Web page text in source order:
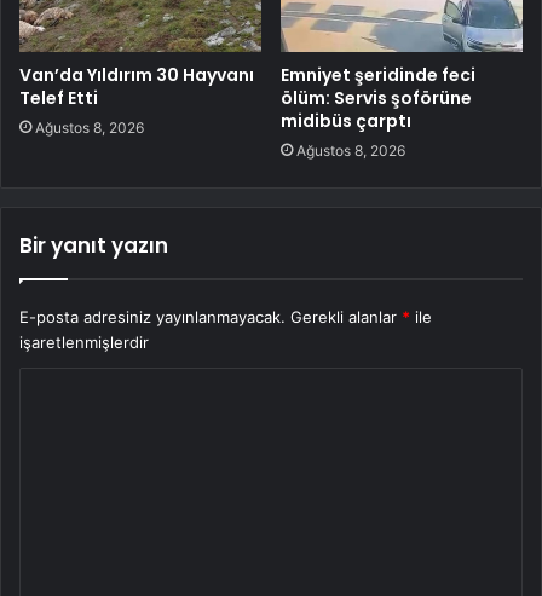
Van’da Yıldırım 30 Hayvanı
Telef Etti
Ağustos 8, 2026
Emniyet şeridinde feci
ölüm: Servis şoförüne
midibüs çarptı
Ağustos 8, 2026
Bir yanıt yazın
E-posta adresiniz yayınlanmayacak. Gerekli alanlar * ile
işaretlenmişlerdir